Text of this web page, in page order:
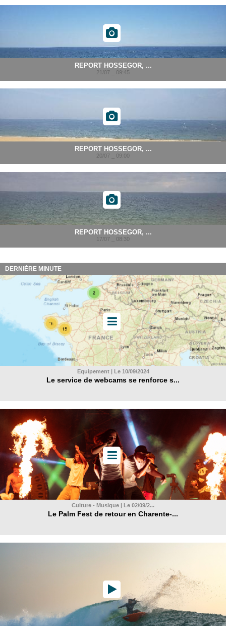
REPORT HOSSEGOR, ...
21/07 _ 09:45
REPORT HOSSEGOR, ...
20/07 _ 09:00
REPORT HOSSEGOR, ...
17/07 _ 08:30
DERNIÈRE MINUTE
Equipement | Le 10/09/2024
Le service de webcams se renforce s...
Culture - Musique | Le 02/09/2...
Le Palm Fest de retour en Charente-...